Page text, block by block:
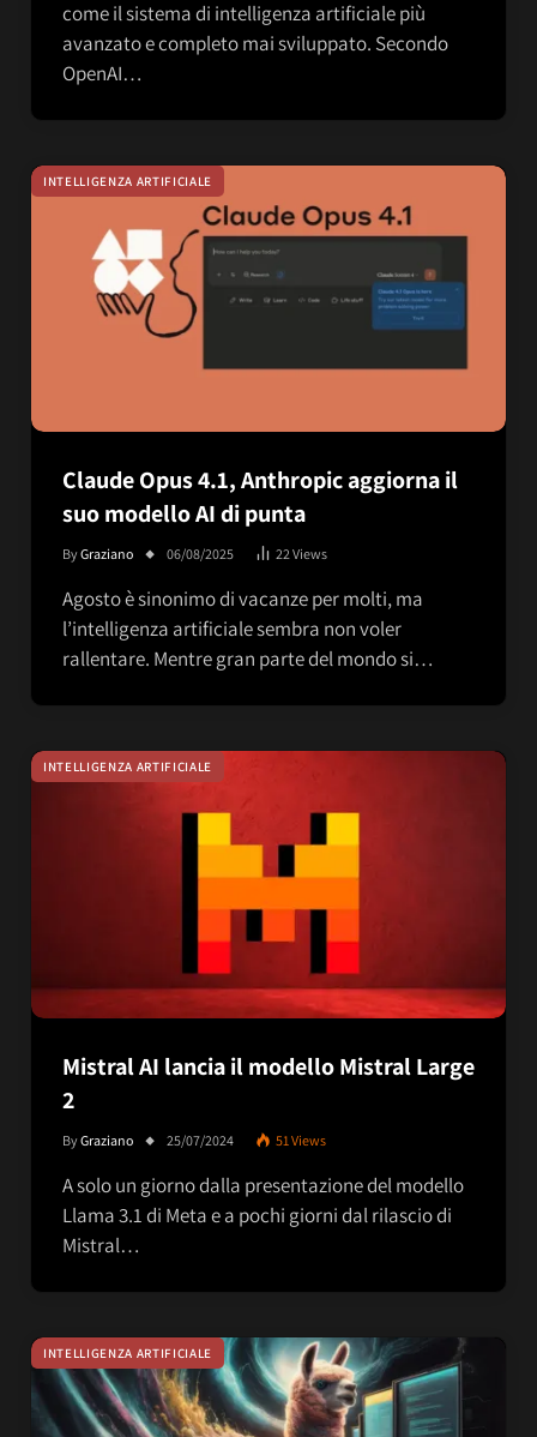
come il sistema di intelligenza artificiale più
avanzato e completo mai sviluppato. Secondo
OpenAI…
INTELLIGENZA ARTIFICIALE
Claude Opus 4.1, Anthropic aggiorna il
suo modello AI di punta
ByGraziano 06/08/2025 22Views
Agosto è sinonimo di vacanze per molti, ma
l’intelligenza artificiale sembra non voler
rallentare. Mentre gran parte del mondo si…
INTELLIGENZA ARTIFICIALE
Mistral AI lancia il modello Mistral Large
2
ByGraziano 25/07/2024 51Views
A solo un giorno dalla presentazione del modello
Llama 3.1 di Meta e a pochi giorni dal rilascio di
Mistral…
INTELLIGENZA ARTIFICIALE